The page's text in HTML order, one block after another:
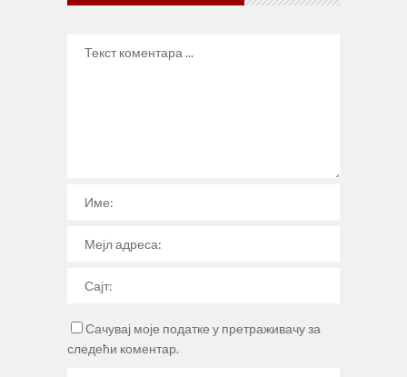
Сачувај моје податке у претраживачу за
следећи коментар.